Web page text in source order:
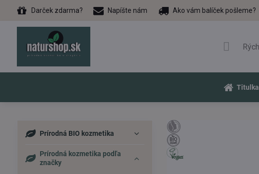
Darček zdarma? Napíšte nám Ako vám balíček pošleme?
Titulka
Prírodná BIO kozmetika
Prírodná kozmetika podľa
značky